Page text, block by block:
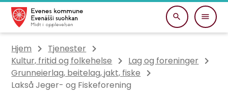
Evenes kommune
Du er her:
Hjem
Tjenester
Kultur, fritid og folkehelse
Lag og foreninger
Grunneierlag, beitelag, jakt, fiske
Lakså Jeger- og Fiskeforening